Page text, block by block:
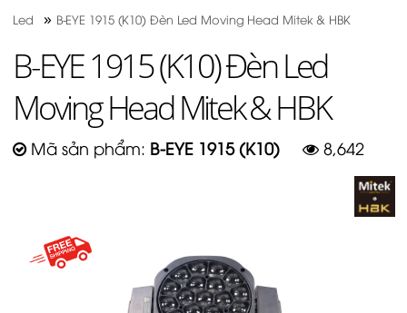
Led
» B-EYE 1915 (K10) Đèn Led Moving Head Mitek & HBK
B-EYE 1915 (K10) Đèn Led
Moving Head Mitek & HBK
Mã sản phẩm: B-EYE 1915 (K10) 8,642